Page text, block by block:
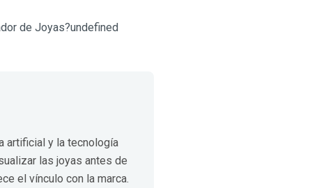
de Joyas?undefined
artificial y la tecnología
las joyas antes de
el vínculo con la marca.